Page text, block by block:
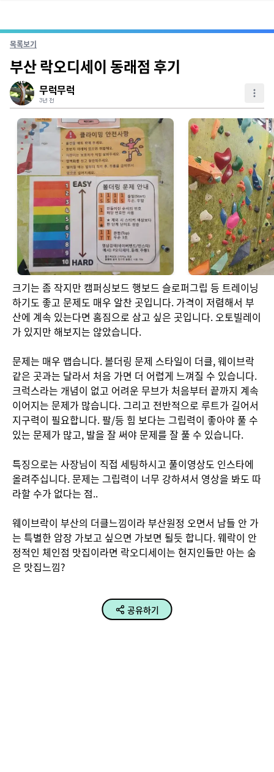
목록보기
부산 락오디세이 동래점 후기
무럭무럭
3년 전
크기는 좀 작지만 캠퍼싱보드 행보드 슬로퍼그립 등 트레이닝
하기도 좋고 문제도 매우 알찬 곳입니다. 가격이 저렴해서 부
산에 계속 있는다면 홈짐으로 삼고 싶은 곳입니다. 오토빌레이
가 있지만 해보지는 않았습니다.
문제는 매우 맵습니다. 볼더링 문제 스타일이 더클, 웨이브락
같은 곳과는 달라서 처음 가면 더 어렵게 느껴질 수 있습니다.
크럭스라는 개념이 없고 어려운 무브가 처음부터 끝까지 계속
이어지는 문제가 많습니다. 그리고 전반적으로 루트가 길어서
지구력이 필요합니다. 팔/등 힘 보다는 그립력이 좋아야 풀 수
있는 문제가 많고, 발을 잘 써야 문제를 잘 풀 수 있습니다.
특징으로는 사장님이 직접 세팅하시고 풀이영상도 인스타에
올려주십니다. 문제는 그립력이 너무 강하셔서 영상을 봐도 따
라할 수가 없다는 점..
웨이브락이 부산의 더클느낌이라 부산원정 오면서 남들 안 가
는 특별한 암장 가보고 싶으면 가보면 될듯 합니다. 웨락이 안
정적인 체인점 맛집이라면 락오디세이는 현지인들만 아는 숨
은 맛집느낌?
공유하기